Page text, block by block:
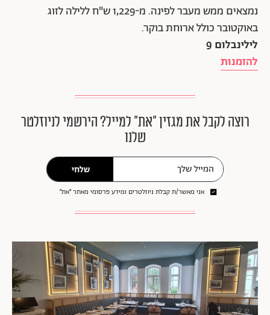
נמצאים ממש מעבר לפינה. מ-1,229 ש"ח ללילה לזוג
באוקטובר כולל ארוחת בוקר.
לילינבלום 9
להזמנות
רוצה לקבל את מגזין ״את״ למייל? הירשמי לניוזלטר
שלנו
שלחי
אני מאשר/ת קבלת ניוזלטרים ומידע פרסומי מאתר ״את״